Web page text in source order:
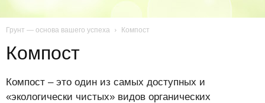
Грунт — основа вашего успеха Компост
Компост
Компост – это один из самых доступных и
«экологически чистых» видов органических